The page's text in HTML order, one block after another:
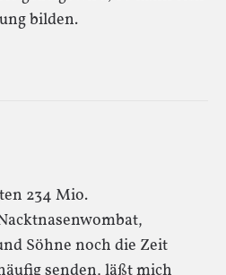
bilden.
234 Mio.
Söhne noch die Zeit